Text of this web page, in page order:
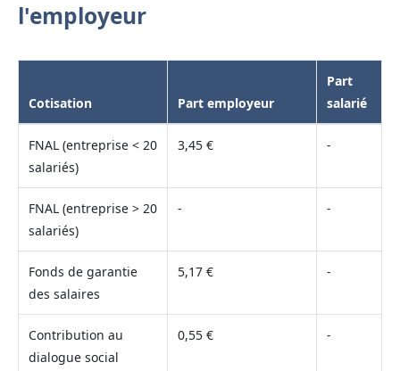
l'employeur
Cotisation Part employeur
Part
salarié
FNAL (entreprise < 20
salariés)
3,45 € -
FNAL (entreprise > 20
salariés)
- -
Fonds de garantie
des salaires
5,17 € -
Contribution au
dialogue social
0,55 € -